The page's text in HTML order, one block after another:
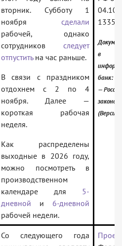
вторник. Субботу 1
ноября сделали
рабочей, однако
сотрудников следует
отпуститьна час раньше.
В связи с праздником
отдохнем с 2 по 4
ноября. Далее —
короткая рабочая
неделя.
Как распределены
выходные в 2026 году,
можно посмотреть в
производственном
календаре для 5-
дневной и 6-дневной
рабочей недели.
1335
в
банк:
—
(Версия
Со следующего года